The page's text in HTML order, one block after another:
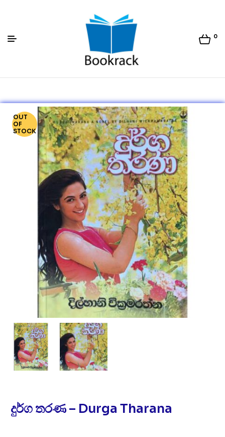
Bookrack.lk
0
OUT
OF
STOCK
දුර්ග තරණ – Durga Tharana